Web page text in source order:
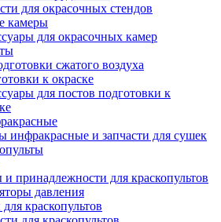
для окрасочных стендов
камеры
для окрасочных камер
сжатого воздуха
к окраске
для постов подготовки к
инфракрасные и запчасти для сушек
и принадлежности для краскопультов
давления
краскопультов